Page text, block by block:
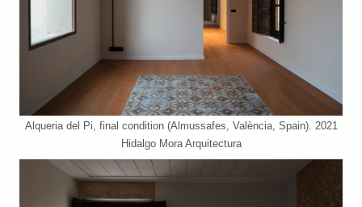
Alqueria del Pi, final condition (Almussafes, València, Spain). 2021
Hidalgo Mora Arquitectura